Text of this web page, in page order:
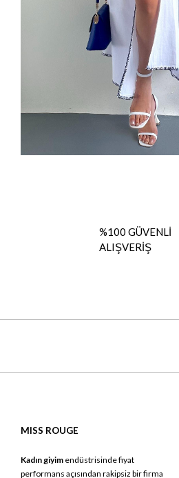
%100 GÜVENLİ
ALIŞVERİŞ
MISS ROUGE
Kadın giyim endüstrisinde fiyat
performans açısından rakipsiz bir firma